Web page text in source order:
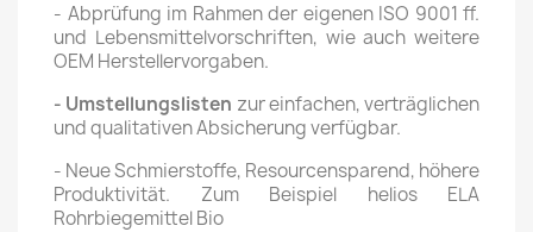
- Abprüfung im Rahmen der eigenen ISO 9001 ff.
und Lebensmittelvorschriften, wie auch weitere
OEM Herstellervorgaben.
- Umstellungslisten zur einfachen, verträglichen
und qualitativen Absicherung verfügbar.
- Neue Schmierstoffe, Resourcensparend, höhere
Produktivität. Zum Beispiel helios ELA
Rohrbiegemittel Bio